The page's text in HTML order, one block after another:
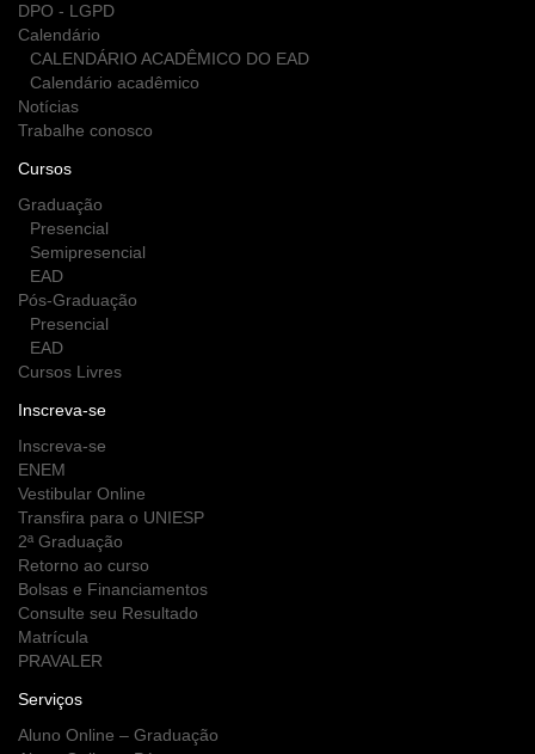
DPO - LGPD
Calendário
CALENDÁRIO ACADÊMICO DO EAD
Calendário acadêmico
Notícias
Trabalhe conosco
Cursos
Graduação
Presencial
Semipresencial
EAD
Pós-Graduação
Presencial
EAD
Cursos Livres
Inscreva-se
Inscreva-se
ENEM
Vestibular Online
Transfira para o UNIESP
2ª Graduação
Retorno ao curso
Bolsas e Financiamentos
Consulte seu Resultado
Matrícula
PRAVALER
Serviços
Aluno Online – Graduação